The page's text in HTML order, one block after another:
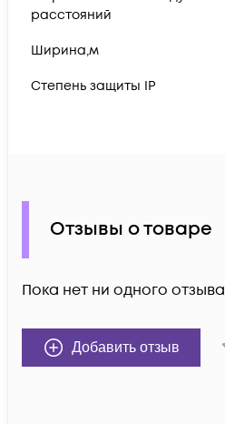
расстояний
Ширина,м
Степень защиты IP
Отзывы о товаре
Пока нет ни одного отзыва
Добавить отзыв